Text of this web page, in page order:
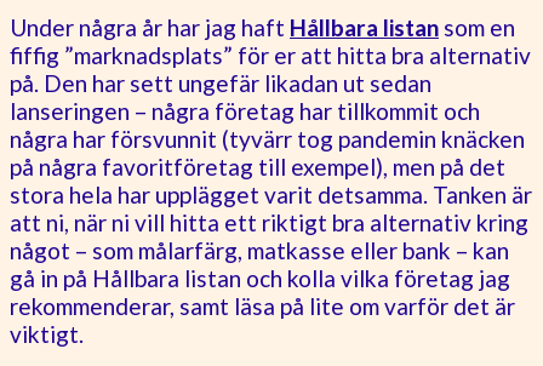
Under några år har jag haft Hållbara listan som en
fiffig ”marknadsplats” för er att hitta bra alternativ
på. Den har sett ungefär likadan ut sedan
lanseringen – några företag har tillkommit och
några har försvunnit (tyvärr tog pandemin knäcken
på några favoritföretag till exempel), men på det
stora hela har upplägget varit detsamma. Tanken är
att ni, när ni vill hitta ett riktigt bra alternativ kring
något – som målarfärg, matkasse eller bank – kan
gå in på Hållbara listan och kolla vilka företag jag
rekommenderar, samt läsa på lite om varför det är
viktigt.